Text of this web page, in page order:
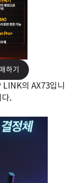
하기
의 AX73입니
.